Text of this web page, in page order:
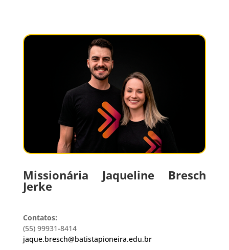
Missionária Jaqueline Bresch
Jerke
Contatos:
(55) 99931-8414
jaque.bresch@batistapioneira.edu.br